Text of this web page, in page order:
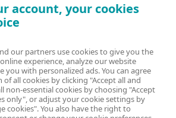
account, your cookies
our partners use cookies to give you the
experience, analyze our website
you with personalized ads. You can agree
all cookies by clicking "Accept all and
non-essential cookies by choosing "Accept
only", or adjust your cookie settings by
cookies". You also have the right to